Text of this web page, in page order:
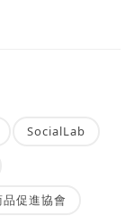
SocialLab
促進協會